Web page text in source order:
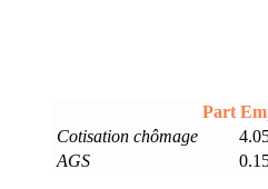
Part
Cotisation chômage
AGS